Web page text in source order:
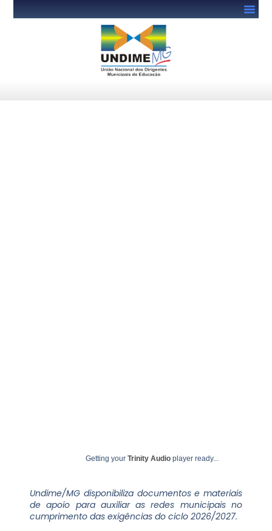
Getting your Trinity Audioplayer ready...
Undime/MG disponibiliza documentos e materiais
de apoio para auxiliar as redes municipais no
cumprimento das exigências do ciclo 2026/2027.